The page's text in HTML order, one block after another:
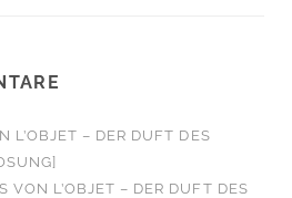
L’OBJET – DER DUFT DES
VON L’OBJET – DER DUFT DES